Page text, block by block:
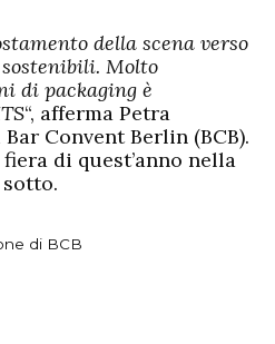
della scena verso
Molto
di packaging è
“, afferma Petra
Convent Berlin (BCB).
di quest’anno nella
di BCB